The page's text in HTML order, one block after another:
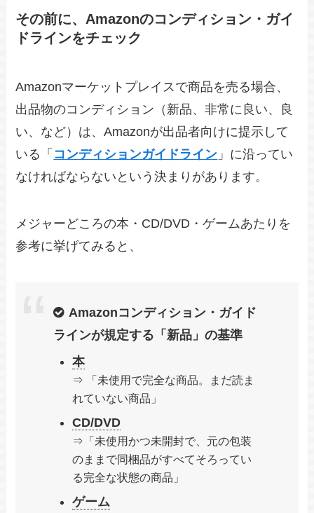
その前に、Amazonのコンディション・ガイ
ドラインをチェック
Amazonマーケットプレイスで商品を売る場合、
出品物のコンディション（新品、非常に良い、良
い、など）は、Amazonが出品者向けに提示して
いる「 コンディションガイドライン 」に沿ってい
なければならないという決まりがあります。
メジャーどころの本・CD/DVD・ゲームあたりを
参考に挙げてみると、
Amazonコンディション・ガイド
ラインが規定する「新品」の基準
本
⇒ 「未使用で完全な商品。まだ読ま
れていない商品」
CD/DVD
⇒「未使用かつ未開封で、元の包装
のままで同梱品がすべてそろってい
る完全な状態の商品」
ゲーム